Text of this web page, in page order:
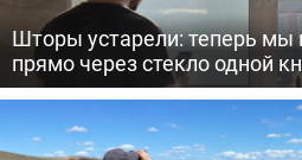
Шторы устарели: теперь
прямо через стекло одной